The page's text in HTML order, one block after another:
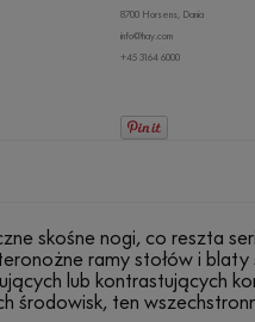
8700 Horsens, Dania
info@hay.com
+45 3164 6000
skośne nogi, co reszta
ramy stołów i
lub kontrastujących
środowisk, ten